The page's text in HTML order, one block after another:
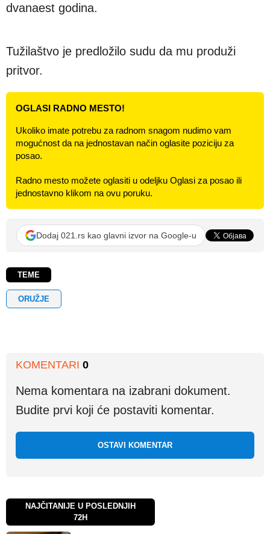
dvanaest godina.
Tužilaštvo je predložilo sudu da mu produži
pritvor.
OGLASI RADNO MESTO!
Ukoliko imate potrebu za radnom snagom nudimo vam
mogućnost da na jednostavan način oglasite poziciju za
posao.
Radno mesto možete oglasiti u odeljku Oglasi za posao ili
jednostavno klikom na ovu poruku.
Dodaj 021.rs kao glavni izvor na Google-u
TEME
ORUŽJE
KOMENTARI 0
Nema komentara na izabrani dokument.
Budite prvi koji će postaviti komentar.
OSTAVI KOMENTAR
NAJČITANIJE U POSLEDNJIH
72H